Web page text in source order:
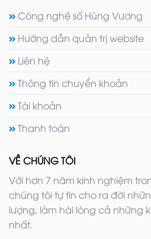
Công nghệ số Hùng Vương
Hướng dẫn quản trị website
Liên hệ
Thông tin chuyển khoản
Tài khoản
Thanh toán
VỀ CHÚNG TÔI
Với hơn 7 năm kinh nghiệm
chúng tôi tự tin cho ra đời
lượng, làm hài lòng cả những
nhất.